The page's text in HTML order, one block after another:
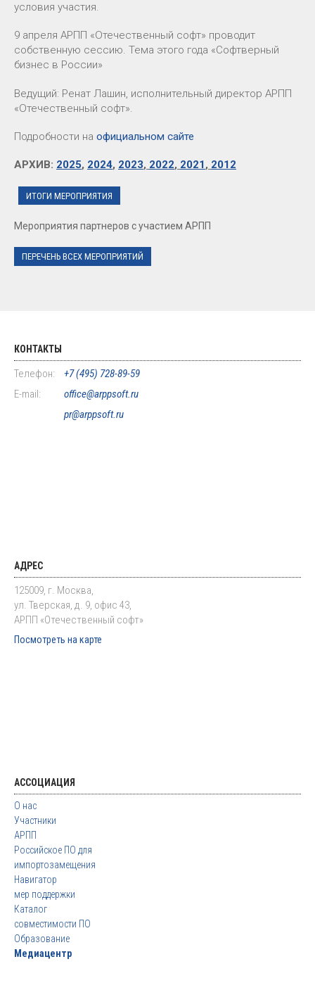
условия участия.
9 апреля АРПП «Отечественный софт» проводит
собственную сессию. Тема этого года «Софтверный
бизнес в России»
Ведущий: Ренат Лашин, исполнительный директор АРПП
«Отечественный софт».
Подробности на официальном сайте
АРХИВ: 2025, 2024, 2023, 2022, 2021, 2012
ИТОГИ МЕРОПРИЯТИЯ
Мероприятия партнеров с участием АРПП
ПЕРЕЧЕНЬ ВСЕХ МЕРОПРИЯТИЙ
КОНТАКТЫ
Телефон:
+7 (495) 728-89-59
E-mail:
office@arppsoft.ru
pr@arppsoft.ru
АДРЕС
125009, г. Москва,
ул. Тверская, д. 9, офис 43,
АРПП «Отечественный софт»
Посмотреть на карте
АССОЦИАЦИЯ
О нас
Участники
АРПП
Российское ПО для
импортозамещения
Навигатор
мер поддержки
Каталог
совместимости ПО
Образование
Медиацентр